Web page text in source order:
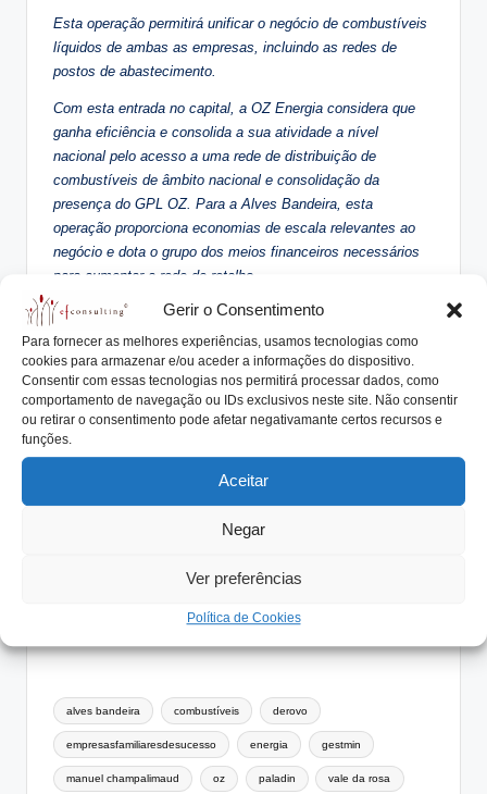
Gerir o Consentimento
Para fornecer as melhores experiências, usamos tecnologias como
cookies para armazenar e/ou aceder a informações do dispositivo.
Consentir com essas tecnologias nos permitirá processar dados, como
comportamento de navegação ou IDs exclusivos neste site. Não consentir
ou retirar o consentimento pode afetar negativamante certos recursos e
funções.
Aceitar
Negar
Ver preferências
Política de Cookies
Esta operação permitirá unificar o negócio de combustíveis
líquidos de ambas as empresas, incluindo as redes de
postos de abastecimento.
Com esta entrada no capital, a OZ Energia considera que
ganha eficiência e consolida a sua atividade a nível
nacional pelo acesso a uma rede de distribuição de
combustíveis de âmbito nacional e consolidação da
presença do GPL OZ. Para a Alves Bandeira, esta
operação proporciona economias de escala relevantes ao
negócio e dota o grupo dos meios financeiros necessários
para aumentar a rede de retalho.
Os principais acionistas do Grupo Alves Bandeira são a
família Alves Bandeira, com mais de 50 anos de
experiência, e a família Monjardino com mais de 110 anos
de experiência. A OZ Energia é detida pelo Grupo Gestmin,
controlado por Manuel Champalimaud.
Temas para Reflexão:
Quem são os nossos principais concorrentes?
nossa quota de mercado?
Será oportuno desenvolver uma estratégia de
Tags:
alves bandeira combustíveis derovo
empresasfamiliaresdesucesso energia gestmin
manuel champalimaud oz paladin vale da rosa